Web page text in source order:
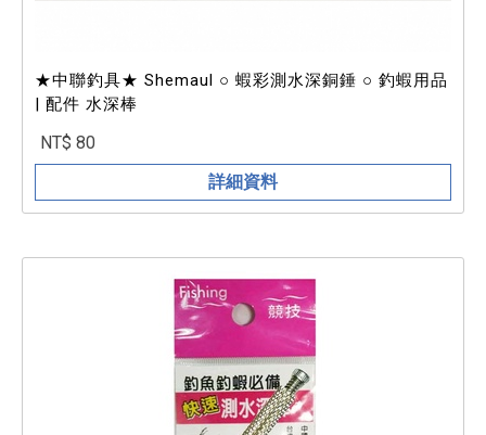
★中聯釣具★ Shemaul ○ 蝦彩測水深銅錘 ○ 釣蝦用品
| 配件 水深棒
NT$ 80
詳細資料